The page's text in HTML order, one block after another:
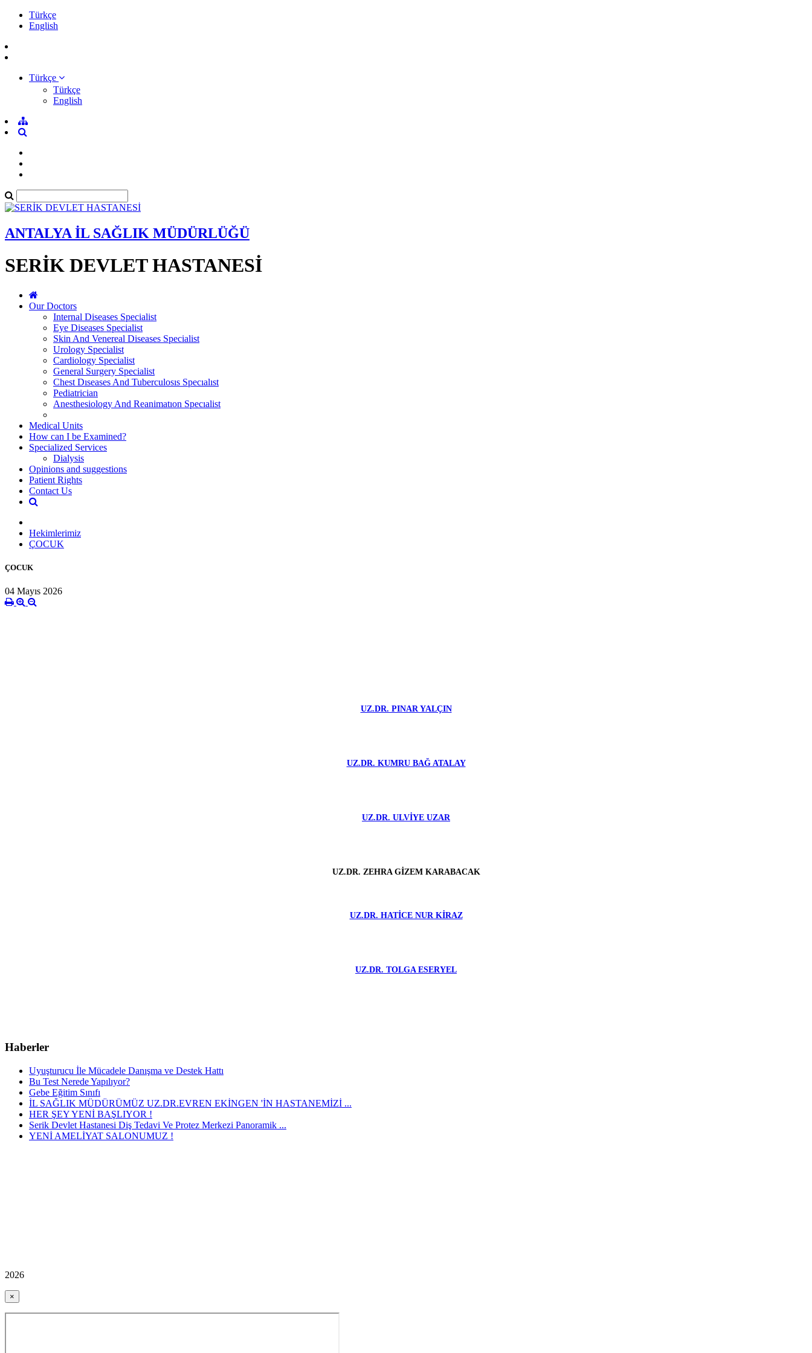
Türkçe
English
Türkçe
Türkçe
English
ANTALYA İL SAĞLIK MÜDÜRLÜĞÜ
SERİK DEVLET HASTANESİ
Our Doctors
Internal Diseases Specialist
Eye Diseases Specialist
Skin And Venereal Diseases Specialist
Urology Specialist
Cardiology Specialist
General Surgery Specialist
Chest Dıseases And Tuberculosıs Specıalıst
Pediatrician
Anesthesiology And Reanimatıon Specıalist
Medical Units
How can I be Examined?
Specialized Services
Dialysis
Opinions and suggestions
Patient Rights
Contact Us
Hekimlerimiz
ÇOCUK
ÇOCUK
04 Mayıs 2026
UZ.DR. PINAR YALÇIN
UZ.DR. KUMRU BAĞ ATALAY
UZ.DR. ULVİYE UZAR
UZ.DR. ZEHRA GİZEM KARABACAK
UZ.DR. HATİCE NUR KİRAZ
UZ.DR. TOLGA ESERYEL
Haberler
Uyuşturucu İle Mücadele Danışma ve Destek Hattı
Bu Test Nerede Yapılıyor?
Gebe Eğitim Sınıfı
İL SAĞLIK MÜDÜRÜMÜZ UZ.DR.EVREN EKİNGEN 'İN HASTANEMİZİ ...
HER ŞEY YENİ BAŞLIYOR !
Serik Devlet Hastanesi Diş Tedavi Ve Protez Merkezi Panoramik ...
YENİ AMELİYAT SALONUMUZ !
2026
×